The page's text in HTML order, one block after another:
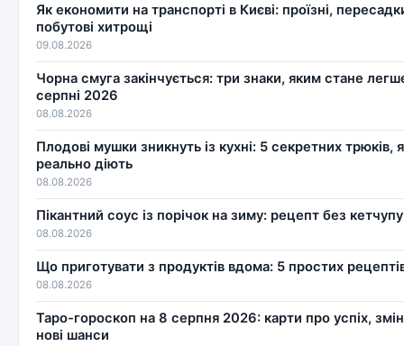
Як економити на транспорті в Києві: проїзні,
побутові хитрощі
09.08.2026
Чорна смуга закінчується: три знаки, яким стане
серпні 2026
08.08.2026
Плодові мушки зникнуть із кухні: 5 секретних трюків,
реально діють
08.08.2026
Пікантний соус із порічок на зиму: рецепт без кетчупу
08.08.2026
Що приготувати з продуктів вдома: 5 простих
08.08.2026
Таро-гороскоп на 8 серпня 2026: карти про успіх,
нові шанси